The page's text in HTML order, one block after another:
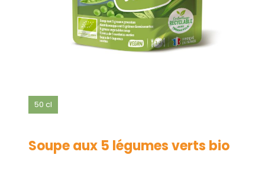
Soupe aux 5 légumes verts bio
50 cl